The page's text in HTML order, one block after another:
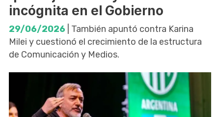
incógnita en el Gobierno
29/06/2026 | También apuntó contra Karina
Milei y cuestionó el crecimiento de la estructura
de Comunicación y Medios.